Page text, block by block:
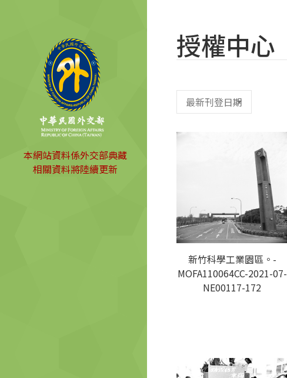
本網站資料係外交部典藏
相關資料將陸續更新
授權中心
新竹科學工業園區。-
MOFA110064CC-2021-07-
NE00117-172